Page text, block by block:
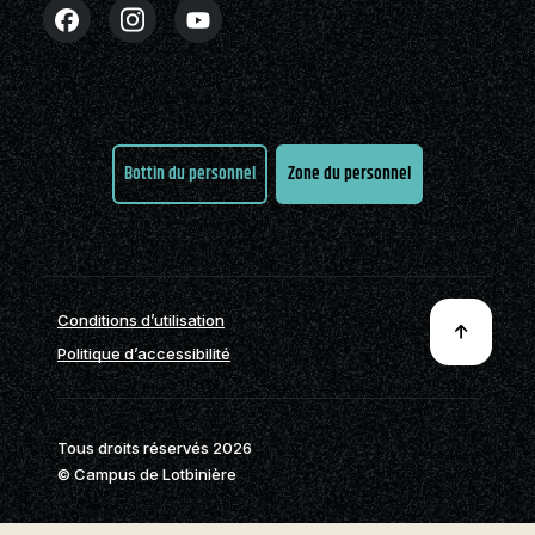
Actualités
Boutique
Partenaires
Foire aux
questions
Nous
joindre
Nouvelles
Nous joindre
Stages en alternance
travail-études (ATE)
À propos de la formation
générale
Annuaire des
programmes (PDF)
FAQ
Nous joindre
Cégépiens d’exception
Pavillon sportif
Bottin du personnel Zone du personnel
Conditions d’utilisation
Politique d’accessibilité
Tous droits réservés 2026
© Campus de Lotbinière